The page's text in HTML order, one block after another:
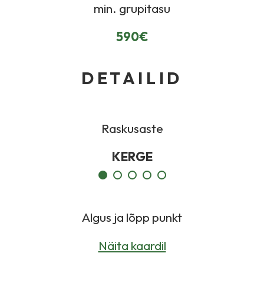
min. grupitasu
590€
DETAILID
Raskusaste
KERGE
Algus ja lõpp punkt
Näita kaardil